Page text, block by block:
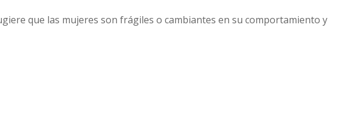
que las mujeres son frágiles o cambiantes en su comportamiento y